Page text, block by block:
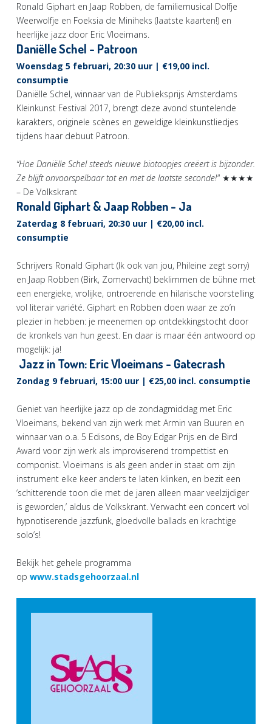
Ronald Giphart en Jaap Robben, de familiemusical Dolfje
Weerwolfje en Foeksia de Miniheks (laatste kaarten!) en
heerlijke jazz door Eric Vloeimans.
Daniëlle Schel - Patroon
Woensdag 5 februari, 20:30 uur | €19,00 incl.
consumptie
Daniëlle Schel, winnaar van de Publieksprijs Amsterdams
Kleinkunst Festival 2017, brengt deze avond stuntelende
karakters, originele scènes en geweldige kleinkunstliedjes
tijdens haar debuut Patroon.
“Hoe Daniëlle Schel steeds nieuwe biotoopjes creëert is bijzonder.
Ze blijft onvoorspelbaar tot en met de laatste seconde!" ★★★★
– De Volkskrant
Ronald Giphart & Jaap Robben - Ja
Zaterdag 8 februari, 20:30 uur | €20,00 incl.
consumptie
Schrijvers Ronald Giphart (Ik ook van jou, Phileine zegt sorry)
en Jaap Robben (Birk, Zomervacht) beklimmen de bühne met
een energieke, vrolijke, ontroerende en hilarische voorstelling
vol literair variété. Giphart en Robben doen waar ze zo’n
plezier in hebben: je meenemen op ontdekkingstocht door
de kronkels van hun geest. En daar is maar één antwoord op
mogelijk: ja!
Jazz in Town: Eric Vloeimans - Gatecrash
Zondag 9 februari, 15:00 uur | €25,00 incl. consumptie
Geniet van heerlijke jazz op de zondagmiddag met Eric
Vloeimans, bekend van zijn werk met Armin van Buuren en
winnaar van o.a. 5 Edisons, de Boy Edgar Prijs en de Bird
Award voor zijn werk als improviserend trompettist en
componist. Vloeimans is als geen ander in staat om zijn
instrument elke keer anders te laten klinken, en bezit een
‘schitterende toon die met de jaren alleen maar veelzijdiger
is geworden,’ aldus de Volkskrant. Verwacht een concert vol
hypnotiserende jazzfunk, gloedvolle ballads en krachtige
solo’s!
Bekijk het gehele programma
op www.stadsgehoorzaal.nl